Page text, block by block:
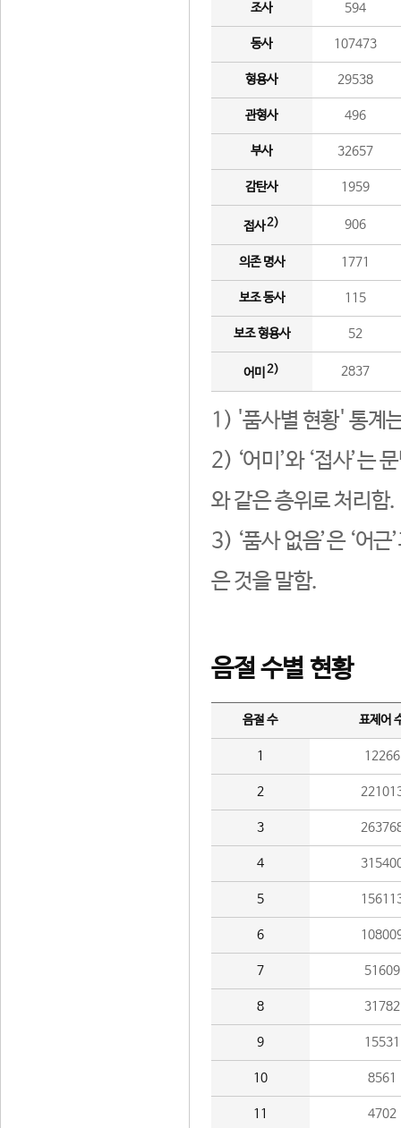
조사 594
동사 107473
형용사 29538
관형사 496
부사 32657
감탄사 1959
접사2) 906
의존 명사 1771
보조 동사 115
보조 형용사 52
어미 2) 2837
1) '품사별 현황' 통계
2) ‘어미’와 ‘접사’는
와 같은 층위로 처리함.
3) ‘품사 없음’은 ‘어
은 것을 말함.
음절 수별 현황
음절 수 표제어
1 12266
2
3
4
5
6
7 51609
8 31782
9 15531
10 8561
11 4702